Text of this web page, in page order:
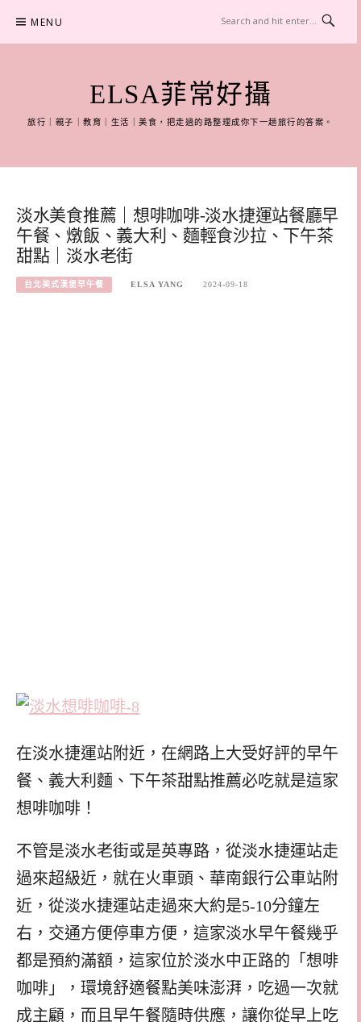
content
MENU
ELSA菲常好攝
旅行｜親子｜教育｜生活｜美食，把走過的路整理成你下一趟旅行的答案。
淡水美食推薦｜想啡咖啡-淡水捷運站餐廳早
午餐、燉飯、義大利、麵輕食沙拉、下午茶
甜點｜淡水老街
台北美式漢堡早午餐 ELSA YANG 2024-09-18
在淡水捷運站附近，在網路上大受好評的早午
餐、義大利麵、下午茶甜點推薦必吃就是這家
想啡咖啡！
不管是淡水老街或是英專路，從淡水捷運站走
過來超級近，就在火車頭、華南銀行公車站附
近，從淡水捷運站走過來大約是5-10分鐘左
右，交通方便停車方便，這家淡水早午餐幾乎
都是預約滿額，這家位於淡水中正路的「想啡
咖啡」，環境舒適餐點美味澎湃，吃過一次就
成主顧，而且早午餐隨時供應，讓你從早上吃